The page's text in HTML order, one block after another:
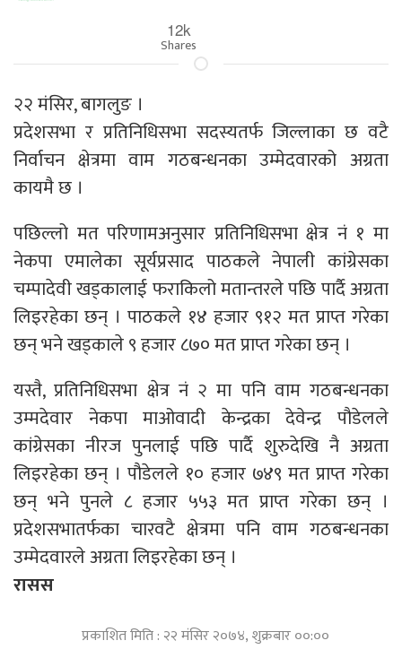
12k
Shares
२२ मंसिर, बागलुङ ।
प्रदेशसभा र प्रतिनिधिसभा सदस्यतर्फ जिल्लाका छ वटै
निर्वाचन क्षेत्रमा वाम गठबन्धनका उम्मेदवारको अग्रता
कायमै छ ।
पछिल्लो मत परिणामअनुसार प्रतिनिधिसभा क्षेत्र नं १ मा
नेकपा एमालेका सूर्यप्रसाद पाठकले नेपाली कांग्रेसका
चम्पादेवी खड्कालाई फराकिलो मतान्तरले पछि पार्दै अग्रता
लिइरहेका छन् । पाठकले १४ हजार ९१२ मत प्राप्त गरेका
छन् भने खड्काले ९ हजार ८७० मत प्राप्त गरेका छन् ।
यस्तै, प्रतिनिधिसभा क्षेत्र नं २ मा पनि वाम गठबन्धनका
उम्मदेवार नेकपा माओवादी केन्द्रका देवेन्द्र पौडेलले
कांग्रेसका नीरज पुनलाई पछि पार्दै शुरुदेखि नै अग्रता
लिइरहेका छन् । पौडेलले १० हजार ७४९ मत प्राप्त गरेका
छन् भने पुनले ८ हजार ५५३ मत प्राप्त गरेका छन् ।
प्रदेशसभातर्फका चारवटै क्षेत्रमा पनि वाम गठबन्धनका
उम्मेदवारले अग्रता लिइरहेका छन् ।
रासस
प्रकाशित मिति : २२ मंसिर २०७४, शुक्रबार ००:००